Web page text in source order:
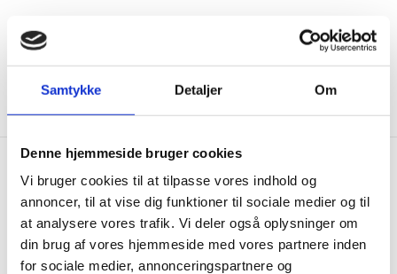
Samtykke Detaljer Om
Denne hjemmeside bruger cookies
Vi bruger cookies til at tilpasse vores indhold og
annoncer, til at vise dig funktioner til sociale medier og til
at analysere vores trafik. Vi deler også oplysninger om
din brug af vores hjemmeside med vores partnere inden
for sociale medier, annonceringspartnere og
Booking